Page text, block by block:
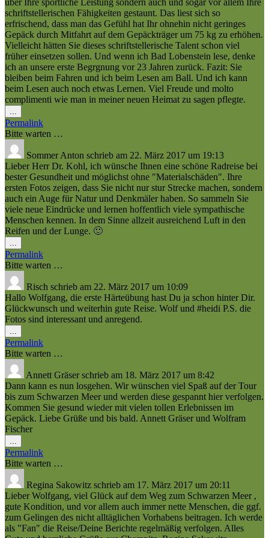
über Ihre sportliche Leistung sondern auch und sogar vor allem Ihre
schriftstellerischen Fähigkeiten gestaunt. Das liest sich so
erfrischend, dass man das Gefühl hat Ihr ohnehin nicht geringes
Gepäck durch Mitfahrt auf dem Gepäckträger um 75 kg zu erhöhen.
Vielleicht hätten Sie dieses schriftstellerische Talent schon viel
früher einsetzen sollen. Und wenn ich Bad Lobenstein lese, denke
ich an unsere erste Begrgnung vor 23 Jahren zurück. Fazit: Sie
bleiben beim Fahren und ich beim Lesen am Ball. Und ich kann
beim Lesen auch noch etwas Lernen. Viel Freude und molto
complimenti wie man in meiner neuen Heimat zu sagen pflegte.
...
Metabox
ein-/ausblenden.
Permalink
Bitte warten …
Sommer Anton schrieb am 22. März 2017 um 19:13
Lieber Herr Dr. Kohl, ich wünsche Ihnen eine schöne Radreise bei
bester Gesundheit und möglichst ohne "Materialschäden". Ihre
ersten Fotos zeigen, dass Sie nicht nur stur Strecke machen, sondern
auch ein Auge für Natur und Denkmäler haben. So sammeln Sie
viele neue Eindrücke und lernen hoffentlich viele sympathische
Menschen kennen. In dem Sinne allzeit ausreichend Luft in den
Reifen und der Lunge. 🙂
...
Metabox
ein-/ausblenden.
Permalink
Bitte warten …
Risch schrieb am 22. März 2017 um 10:09
Hallo Wolfgang, die erste Härteübung hast Du ja schon hinter Dir.
Glückwunsch und weiterhin gute Reise. Wolf und #heidi P.S. die
Fotos sind interessant und anregend.
...
Metabox
ein-/ausblenden.
Permalink
Bitte warten …
Annett Gräserschrieb am 18. März 2017 um 8:42
Dann kann es nun losgehen. Wir wünschen viel Spaß auf der Tour
bis zum Schwarzen Meer und werden diese gespannt hier verfolgen.
Kommen Sie gesund wieder mit vielen tollen Erlebnissen im
Gepäck. Liebe Grüße und bis bald. Annett Gräser und Wolfram
Fischer
...
Metabox
ein-/ausblenden.
Permalink
Bitte warten …
Regina Sakowitz schrieb am 17. März 2017 um 20:11
Lieber Wolfgang, viel Glück auf dem Weg zum Schwarzen Meer ,
gute Kondition, und vor allem auch immer nette Menschen, die ggf.
zum Gelingen des nicht alltäglichen Vorhabens beitragen. Ich werde
als "Fan" die Reise/Deine Berichte regelmäßig verfolgen. Alles